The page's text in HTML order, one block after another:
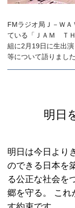
FMラジオ局Ｊ－ＷＡ
ている「ＪＡＭ Ｔ
組に2月19日に生出
等について語りま
明日
明日は今日より
のできる日本を
る公正な社会を
郷を守る。
これ